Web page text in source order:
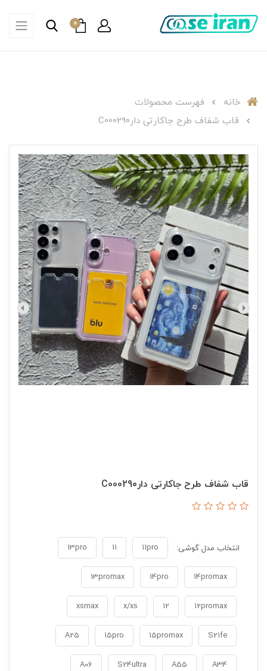
0
خانه
فهرست محصولات
قاب شفاف طرح جاکارتی دارC00029۰
قاب شفاف طرح جاکارتی دارC00029۰
انتخاب مدل گوشی: 11pro
11
13pro
14promax
14pro
13promax
12promax
12
x/xs
xsmax
S21fe
15promax
15pro
A25
A34
A55
S24ultra
A06